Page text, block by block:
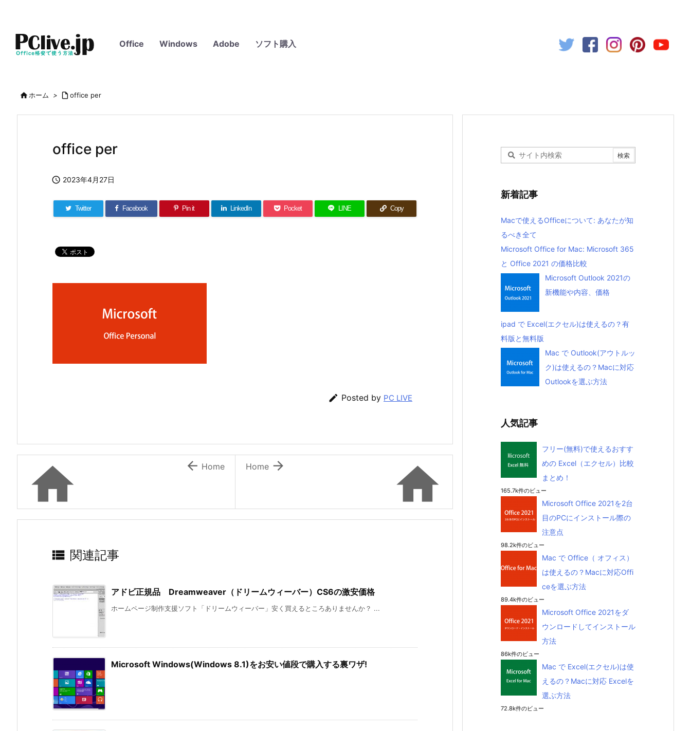
Office Windows Adobe ソフト購入
ホーム >  office per
office per
 2023年4月27日
Twitter Facebook Pin it LinkedIn Pocket LINE Copy
 Posted by PC LIVE


Home
  Home
 関連記事
アドビ正規品 Dreamweaver（ドリームウィーバー）CS6の激安価格
ホームページ制作支援ソフト「ドリームウィーバー」安く買えるところありませんか？ ...
Microsoft Windows(Windows 8.1)をお安い値段で購入する裏ワザ!
新着記事
Macで使えるOfficeについて: あなたが知
るべき全て
Microsoft Office for Mac: Microsoft 365
と Office 2021 の価格比較
Microsoft Outlook 2021の
新機能や内容、価格
ipad で Excel(エクセル)は使えるの？有
料版と無料版
Mac で Outlook(アウトルッ
ク)は使えるの？Macに対応
Outlookを選ぶ方法
人気記事
フリー(無料)で使えるおすす
めの Excel（エクセル）比較
まとめ！
165.7k件のビュー
Microsoft Office 2021を2台
目のPCにインストール際の
注意点
98.2k件のビュー
Mac で Office（ オフィス）
は使えるの？Macに対応Offi
ceを選ぶ方法
89.4k件のビュー
Microsoft Office 2021をダ
ウンロードしてインストール
方法
86k件のビュー
Mac で Excel(エクセル)は使
えるの？Macに対応 Excelを
選ぶ方法
72.8k件のビュー